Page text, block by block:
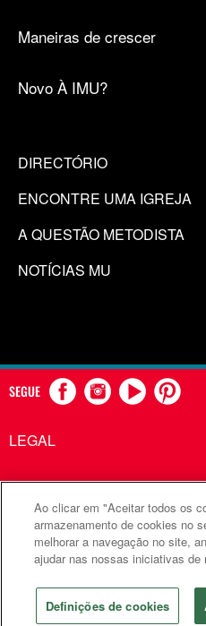
Maneiras de crescer
Novo À IMU?
DIRECTÓRIO
ENCONTRE UMA IGREJA
A QUESTÃO METODISTA
NOTÍCIAS MU
SEGUE
LEGAL
Comunicações Metodistas
©2026 Comunicações
Ao clicar em "Aceitar todos os
armazenamento de cookies no
melhorar a navegação no site,
ajudar nas nossas iniciativas de
Definições de cookies